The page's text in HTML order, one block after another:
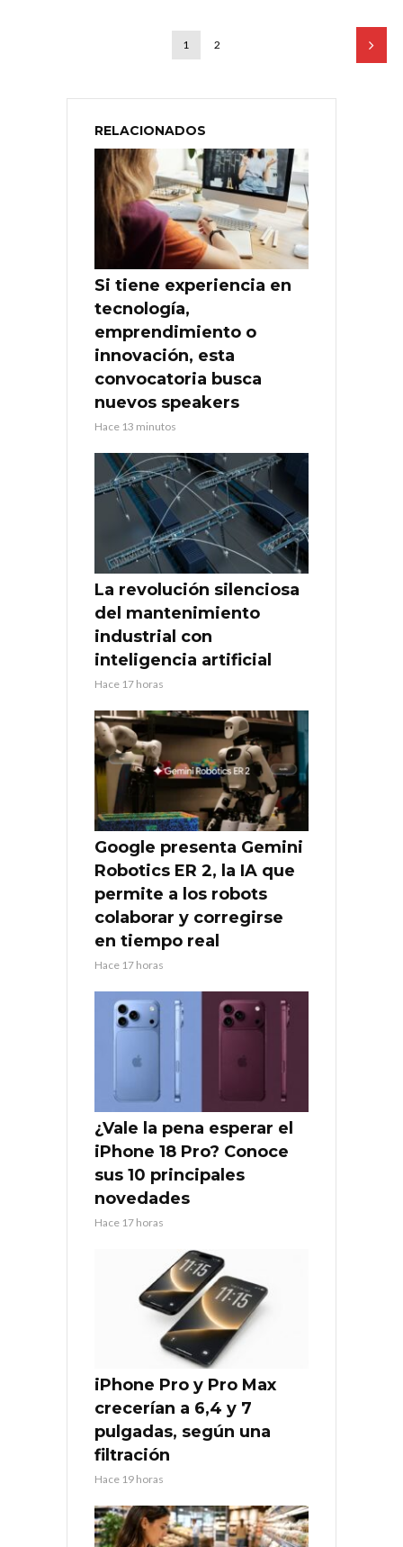
1 2
RELACIONADOS
Si tiene experiencia en
tecnología,
emprendimiento o
innovación, esta
convocatoria busca
nuevos speakers
Hace 13 minutos
La revolución silenciosa
del mantenimiento
industrial con
inteligencia artificial
Hace 17 horas
Google presenta Gemini
Robotics ER 2, la IA que
permite a los robots
colaborar y corregirse
en tiempo real
Hace 17 horas
¿Vale la pena esperar el
iPhone 18 Pro? Conoce
sus 10 principales
novedades
Hace 17 horas
iPhone Pro y Pro Max
crecerían a 6,4 y 7
pulgadas, según una
filtración
Hace 19 horas